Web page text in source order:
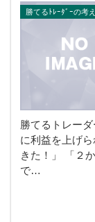
勝てるﾄﾚｰﾀﾞｰの考
勝てるトレー
に利益を上げ
きた！」 「２
で…